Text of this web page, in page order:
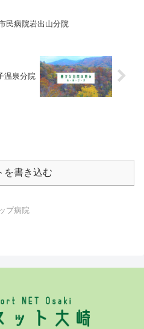
民病院岩出山分院
温泉分院
を書き込む
プ病院